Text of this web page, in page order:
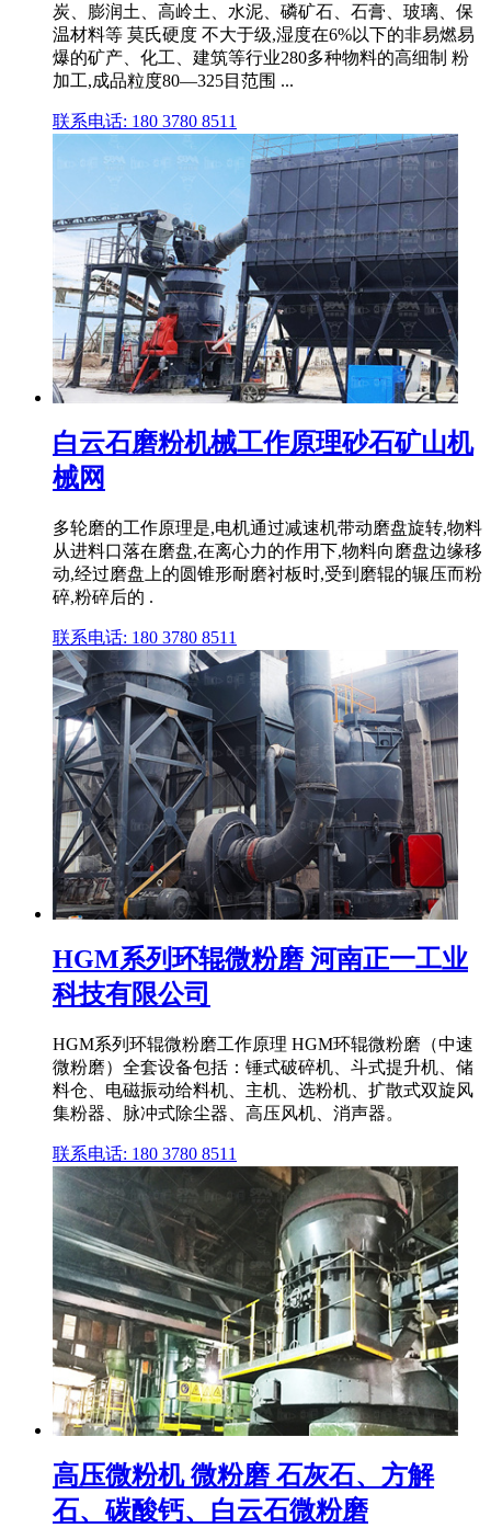
炭、膨润土、高岭土、水泥、磷矿石、石膏、玻璃、保
温材料等 莫氏硬度 不大于级,湿度在6%以下的非易燃易
爆的矿产、化工、建筑等行业280多种物料的高细制 粉
加工,成品粒度80—325目范围 ...
联系电话: 180 3780 8511
白云石磨粉机械工作原理砂石矿山机
械网
多轮磨的工作原理是,电机通过减速机带动磨盘旋转,物料
从进料口落在磨盘,在离心力的作用下,物料向磨盘边缘移
动,经过磨盘上的圆锥形耐磨衬板时,受到磨辊的辗压而粉
碎,粉碎后的 .
联系电话: 180 3780 8511
HGM系列环辊微粉磨 河南正一工业
科技有限公司
HGM系列环辊微粉磨工作原理 HGM环辊微粉磨（中速
微粉磨）全套设备包括：锤式破碎机、斗式提升机、储
料仓、电磁振动给料机、主机、选粉机、扩散式双旋风
集粉器、脉冲式除尘器、高压风机、消声器。
联系电话: 180 3780 8511
高压微粉机 微粉磨 石灰石、方解
石、碳酸钙、白云石微粉磨